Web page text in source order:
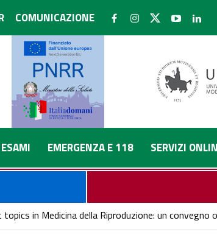
COMUNICAZIONE
EMERGENZA E 118 SERVIZI
in Medicina della Riproduzione: un convegno